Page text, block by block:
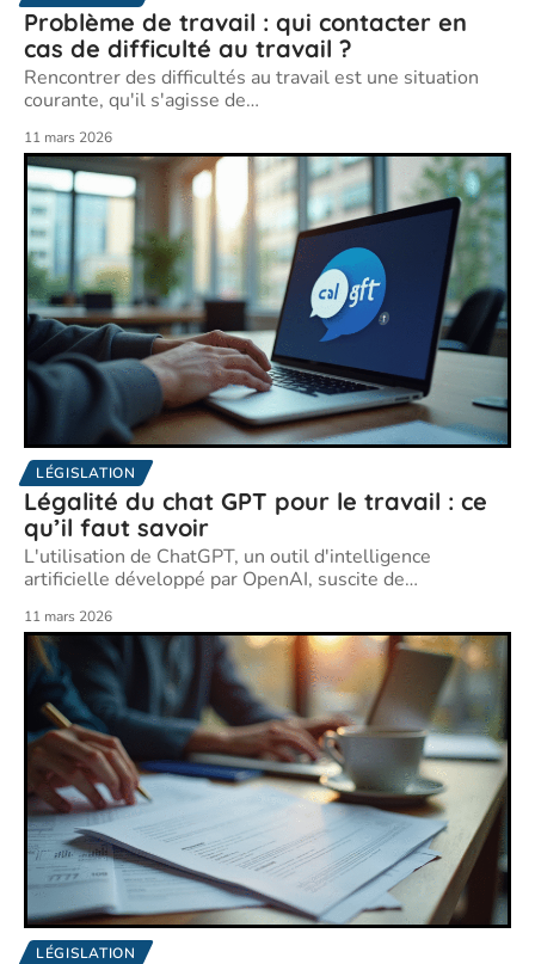
Problème de travail : qui contacter en
cas de difficulté au travail ?
Rencontrer des difficultés au travail est une situation
courante, qu'il s'agisse de…
11 mars 2026
LÉGISLATION
Légalité du chat GPT pour le travail : ce
qu’il faut savoir
L'utilisation de ChatGPT, un outil d'intelligence
artificielle développé par OpenAI, suscite de…
11 mars 2026
LÉGISLATION